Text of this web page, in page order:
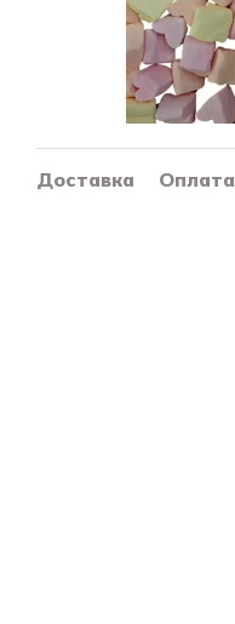
Доставка Оплата